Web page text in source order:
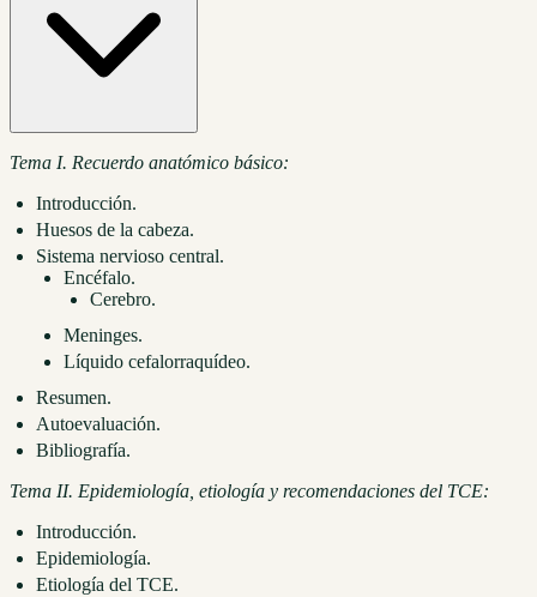
Tema I. Recuerdo anatómico básico:
Introducción.
Huesos de la cabeza.
Sistema nervioso central.
Encéfalo.
Cerebro.
Meninges.
Líquido cefalorraquídeo.
Resumen.
Autoevaluación.
Bibliografía.
Tema II. Epidemiología, etiología y recomendaciones del TCE:
Introducción.
Epidemiología.
Etiología del TCE.